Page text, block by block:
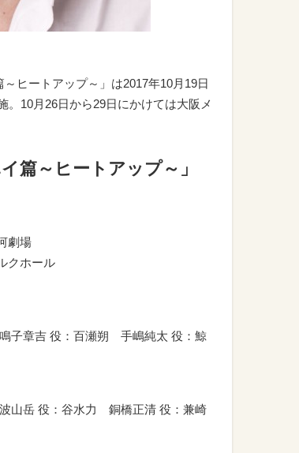
ヒートアップ～」は2017年10月19日
10月26日から29日にかけては大阪メ
篇～ヒートアップ～」
劇場
クホール
子章吉 役：百瀬朔 手嶋純太 役：鯨
山岳 役：谷水力 銅橋正清 役：兼崎